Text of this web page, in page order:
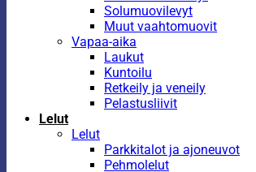
Solumuovilevyt
Muut vaahtomuovit
Vapaa-aika
Laukut
Kuntoilu
Retkeily ja veneily
Pelastusliivit
Lelut
Lelut
Parkkitalot ja ajoneuvot
Pehmolelut